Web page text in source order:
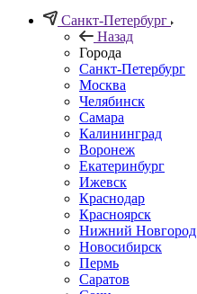
Санкт-Петербург
Назад
Города
Санкт-Петербург
Москва
Челябинск
Самара
Калининград
Воронеж
Екатеринбург
Ижевск
Краснодар
Красноярск
Нижний Новгород
Новосибирск
Пермь
Саратов